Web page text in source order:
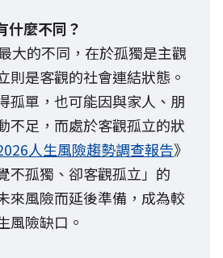
什麼不同？
大的不同，在於孤獨是主觀
則是客觀的社會連結狀態。
孤單，也可能因與家人、朋
不足，而處於客觀孤立的狀
人生風險趨勢調查報告》
不孤獨、卻客觀孤立」的
來風險而延後準備，成為較
風險缺口。